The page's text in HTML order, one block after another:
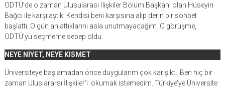
ODTÜ’de o zaman Ulusularası İlişkiler Bölüm Başkanı olan Hüseyin
Bağcı ile karşılaştık. Kendisi beni karşısına alıp derin bir sohbet
başlattı. O gün anlattıklarını asla unutmayacağım. O görüşme,
ODTÜ’yü seçmeme sebep oldu.
NEYE NİYET, NEYE KISMET
Üniversiteye başlamadan önce duygularım çok karışıktı. Ben hiç bir
zaman Uluslararsı İlişkiler’i okumak istemedim. Türkiye’ye Üniversite